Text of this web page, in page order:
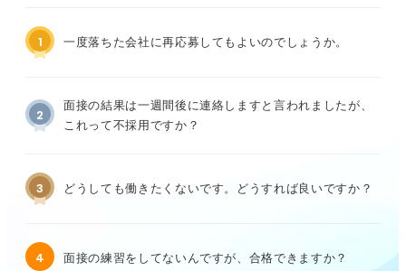
1 一度落ちた会社に再応募してもよいのでしょうか。
2
面接の結果は一週間後に連絡しますと言われましたが、
これって不採用ですか？
3 どうしても働きたくないです。どうすれば良いですか？
4 面接の練習をしてないんですが、合格できますか？